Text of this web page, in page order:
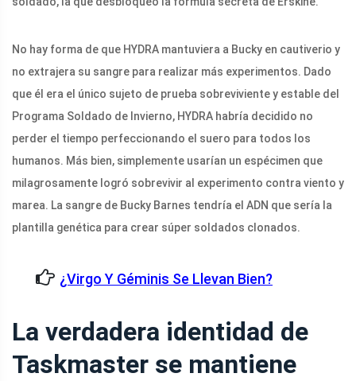
No hay forma de que HYDRA mantuviera a Bucky en cautiverio y
no extrajera su sangre para realizar más experimentos. Dado
que él era el único sujeto de prueba sobreviviente y estable del
Programa Soldado de Invierno, HYDRA habría decidido no
perder el tiempo perfeccionando el suero para todos los
humanos. Más bien, simplemente usarían un espécimen que
milagrosamente logró sobrevivir al experimento contra viento y
marea. La sangre de Bucky Barnes tendría el ADN que sería la
plantilla genética para crear súper soldados clonados.
¿Virgo Y Géminis Se Llevan Bien?
La verdadera identidad de
Taskmaster se mantiene